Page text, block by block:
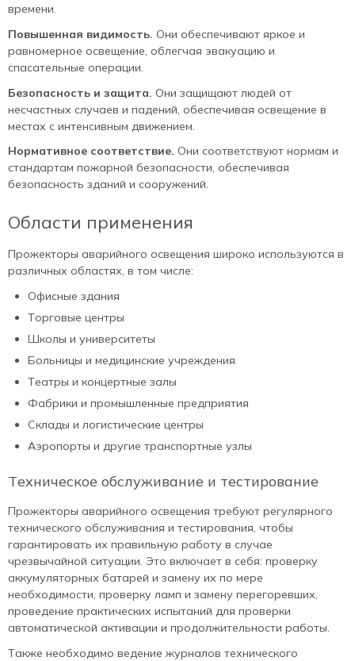
времени.
Повышенная видимость. Они обеспечивают яркое и
равномерное освещение, облегчая эвакуацию и
спасательные операции.
Безопасность и защита. Они защищают людей от
несчастных случаев и падений, обеспечивая освещение в
местах с интенсивным движением.
Нормативное соответствие. Они соответствуют нормам и
стандартам пожарной безопасности, обеспечивая
безопасность зданий и сооружений.
Области применения
Прожекторы аварийного освещения широко используются в
различных областях, в том числе:
Офисные здания
Торговые центры
Школы и университеты
Больницы и медицинские учреждения
Театры и концертные залы
Фабрики и промышленные предприятия
Склады и логистические центры
Аэропорты и другие транспортные узлы
Техническое обслуживание и тестирование
Прожекторы аварийного освещения требуют регулярного
технического обслуживания и тестирования, чтобы
гарантировать их правильную работу в случае
чрезвычайной ситуации. Это включает в себя: проверку
аккумуляторных батарей и замену их по мере
необходимости, проверку ламп и замену перегоревших,
проведение практических испытаний для проверки
автоматической активации и продолжительности работы.
Также необходимо ведение журналов технического